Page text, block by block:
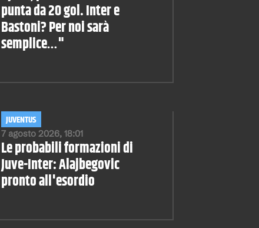
punta da 20 gol. Inter e
Bastoni? Per noi sarà
semplice…"
7 agosto 2026, 18:01
JUVENTUS
Le probabili formazioni di
Juve-Inter: Alajbegovic
pronto all'esordio